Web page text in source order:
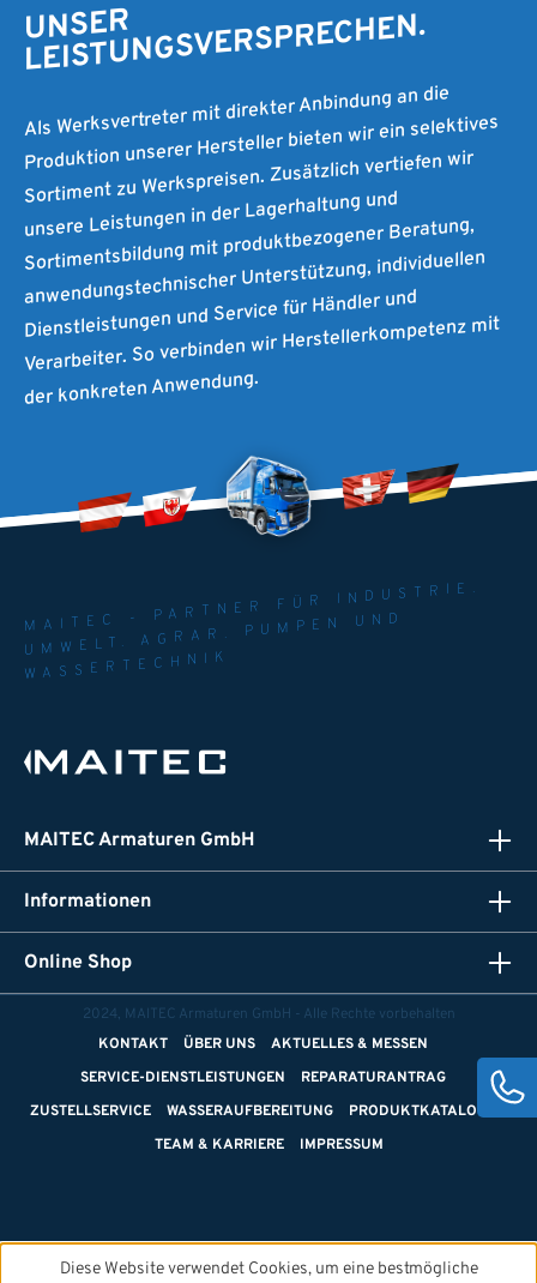
UNSER
LEISTUNGSVERSPRECHEN.
Als Werksvertreter mit direkter Anbindung an die
Produktion unserer Hersteller bieten wir ein selektives
Sortiment zu Werkspreisen. Zusätzlich vertiefen wir
unsere Leistungen in der Lagerhaltung und
Sortimentsbildung mit produktbezogener Beratung,
anwendungstechnischer Unterstützung, individuellen
Dienstleistungen und Service für Händler und
Verarbeiter. So verbinden wir Herstellerkompetenz mit
der konkreten Anwendung.
MAITEC - PARTNER FÜR INDUSTRIE.
UMWELT. AGRAR. PUMPEN UND
WASSERTECHNIK
MAITEC Armaturen GmbH
Informationen
Online Shop
2024, MAITEC Armaturen GmbH - Alle Rechte vorbehalten
KONTAKT
ÜBER UNS
AKTUELLES & MESSEN
SERVICE-DIENSTLEISTUNGEN
REPARATURANTRAG
ZUSTELLSERVICE
WASSERAUFBEREITUNG
PRODUKTKATALOGE
TEAM & KARRIERE
IMPRESSUM
Diese Website verwendet Cookies, um eine bestmögliche